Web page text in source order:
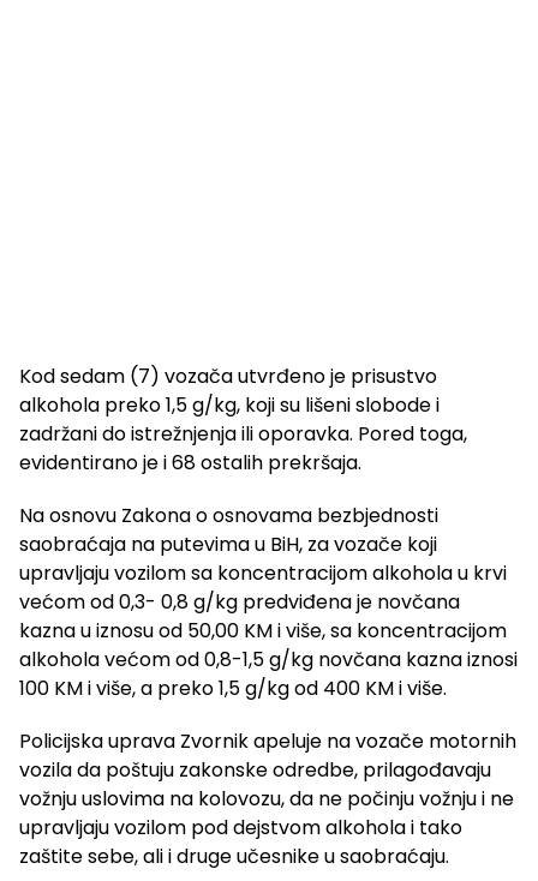
Kod sedam (7) vozača utvrđeno je prisustvo
alkohola preko 1,5 g/kg, koji su lišeni slobode i
zadržani do istrežnjenja ili oporavka. Pored toga,
evidentirano je i 68 ostalih prekršaja.
Na osnovu Zakona o osnovama bezbjednosti
saobraćaja na putevima u BiH, za vozače koji
upravljaju vozilom sa koncentracijom alkohola u krvi
većom od 0,3- 0,8 g/kg predviđena je novčana
kazna u iznosu od 50,00 KM i više, sa koncentracijom
alkohola većom od 0,8-1,5 g/kg novčana kazna iznosi
100 KM i više, a preko 1,5 g/kg od 400 KM i više.
Policijska uprava Zvornik apeluje na vozače motornih
vozila da poštuju zakonske odredbe, prilagođavaju
vožnju uslovima na kolovozu, da ne počinju vožnju i ne
upravljaju vozilom pod dejstvom alkohola i tako
zaštite sebe, ali i druge učesnike u saobraćaju.